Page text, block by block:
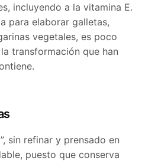
incluyendo a la vitamina E.
para elaborar galletas,
vegetales, es poco
transformación que han
sin refinar y prensado en
puesto que conserva